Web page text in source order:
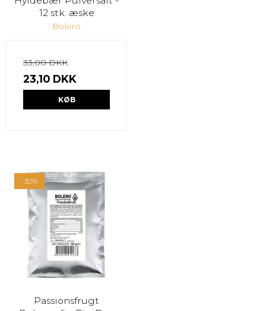
12 stk. æske
Bolero
33,00 DKK
23,10 DKK
KØB
-30%
Passionsfrugt